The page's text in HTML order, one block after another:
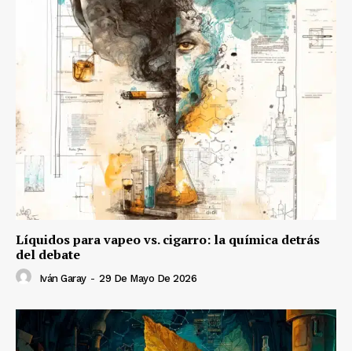
Líquidos para vapeo vs. cigarro: la química detrás
del debate
Iván Garay - 29 De Mayo De 2026